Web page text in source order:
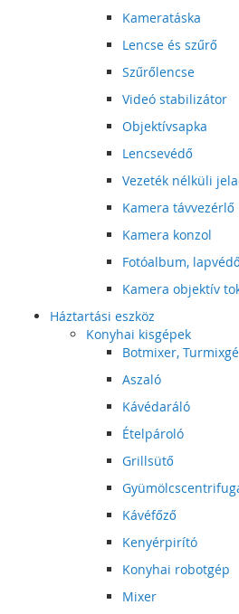
Kameratáska
Lencse és szűrő
Szűrőlencse
Videó stabilizátor
Objektívsapka
Lencsevédő
Vezeték nélküli
Kamera távvezérlő
Kamera konzol
Fotóalbum, lapvédő
Kamera objektív
Háztartási eszköz
Konyhai kisgépek
Botmixer,
Aszaló
Kávédaráló
Ételpároló
Grillsütő
Kávéfőző
Kenyérpirító
Konyhai robotgép
Mixer